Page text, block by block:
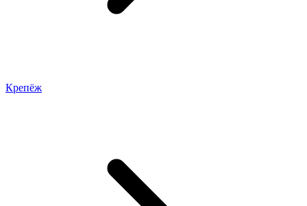
Крепёж